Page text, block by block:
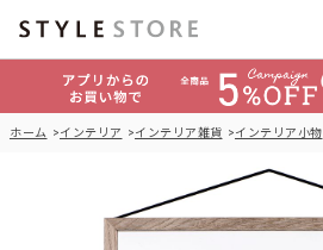
ホーム インテリア インテリア雑貨 インテリア小物